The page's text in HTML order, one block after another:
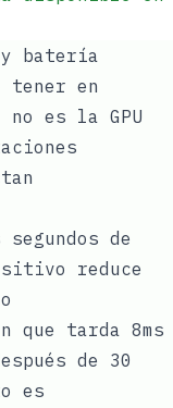
y batería
tener en
no es la GPU
de
reduce
que tarda 8ms
de 30
es